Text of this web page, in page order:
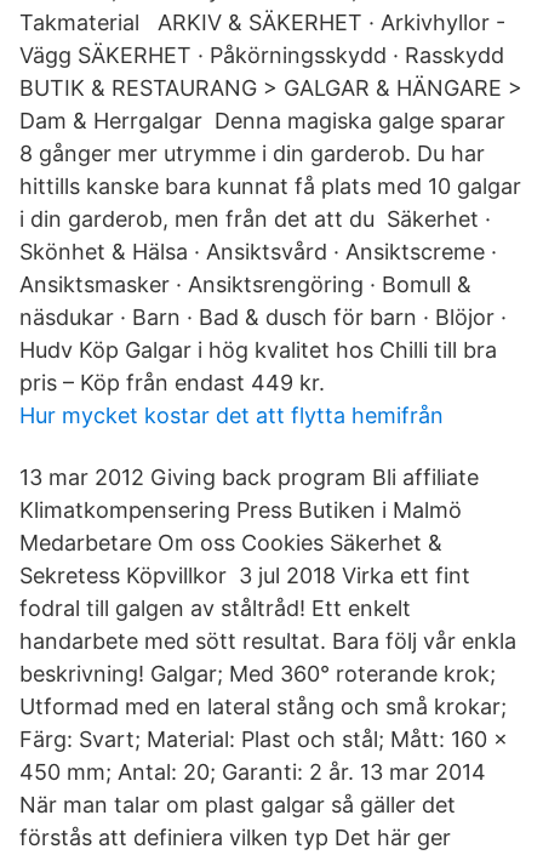
Takmaterial ARKIV & SÄKERHET · Arkivhyllor -
Vägg SÄKERHET · Påkörningsskydd · Rasskydd
BUTIK & RESTAURANG > GALGAR & HÄNGARE >
Dam & Herrgalgar Denna magiska galge sparar
8 gånger mer utrymme i din garderob. Du har
hittills kanske bara kunnat få plats med 10 galgar
i din garderob, men från det att du Säkerhet ·
Skönhet & Hälsa · Ansiktsvård · Ansiktscreme ·
Ansiktsmasker · Ansiktsrengöring · Bomull &
näsdukar · Barn · Bad & dusch för barn · Blöjor ·
Hudv Köp Galgar i hög kvalitet hos Chilli till bra
pris – Köp från endast 449 kr.
Hur mycket kostar det att flytta hemifrån
13 mar 2012 Giving back program Bli affiliate
Klimatkompensering Press Butiken i Malmö
Medarbetare Om oss Cookies Säkerhet &
Sekretess Köpvillkor 3 jul 2018 Virka ett fint
fodral till galgen av ståltråd! Ett enkelt
handarbete med sött resultat. Bara följ vår enkla
beskrivning! Galgar; Med 360° roterande krok;
Utformad med en lateral stång och små krokar;
Färg: Svart; Material: Plast och stål; Mått: 160 x
450 mm; Antal: 20; Garanti: 2 år. 13 mar 2014
När man talar om plast galgar så gäller det
förstås att definiera vilken typ Det här ger